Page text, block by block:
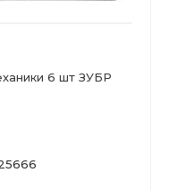
6 шт ЗУБР